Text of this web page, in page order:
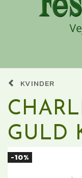
KVINDER
GULD
-10%